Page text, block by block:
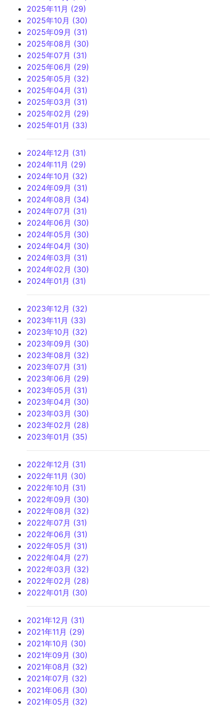
2025年11月 (29)
2025年10月 (30)
2025年09月 (31)
2025年08月 (30)
2025年07月 (31)
2025年06月 (29)
2025年05月 (32)
2025年04月 (31)
2025年03月 (31)
2025年02月 (29)
2025年01月 (33)
2024年12月 (31)
2024年11月 (29)
2024年10月 (32)
2024年09月 (31)
2024年08月 (34)
2024年07月 (31)
2024年06月 (30)
2024年05月 (30)
2024年04月 (30)
2024年03月 (31)
2024年02月 (30)
2024年01月 (31)
2023年12月 (32)
2023年11月 (33)
2023年10月 (32)
2023年09月 (30)
2023年08月 (32)
2023年07月 (31)
2023年06月 (29)
2023年05月 (31)
2023年04月 (30)
2023年03月 (30)
2023年02月 (28)
2023年01月 (35)
2022年12月 (31)
2022年11月 (30)
2022年10月 (31)
2022年09月 (30)
2022年08月 (32)
2022年07月 (31)
2022年06月 (31)
2022年05月 (31)
2022年04月 (27)
2022年03月 (32)
2022年02月 (28)
2022年01月 (30)
2021年12月 (31)
2021年11月 (29)
2021年10月 (30)
2021年09月 (30)
2021年08月 (32)
2021年07月 (32)
2021年06月 (30)
2021年05月 (32)